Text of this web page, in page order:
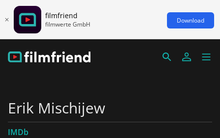
filmfriend
filmwerte GmbH Download
Erik Mischijew
IMDb